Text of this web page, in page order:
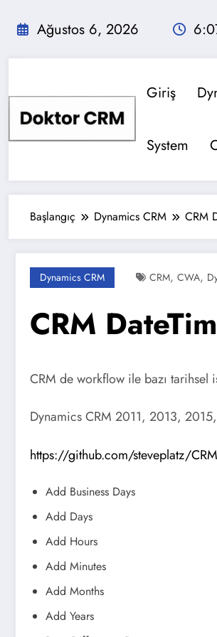
Ağustos 6, 2026
Giriş
System
Başlangıç Dynamics CRM CRM
Dynamics CRM CRM, CWA,
CRM
CRM de workflow ile bazı tarihsel
Dynamics CRM 2011, 2013,
https://github.com/steveplatz/
Add Business Days
Add Days
Add Hours
Add Minutes
Add Months
Add Years